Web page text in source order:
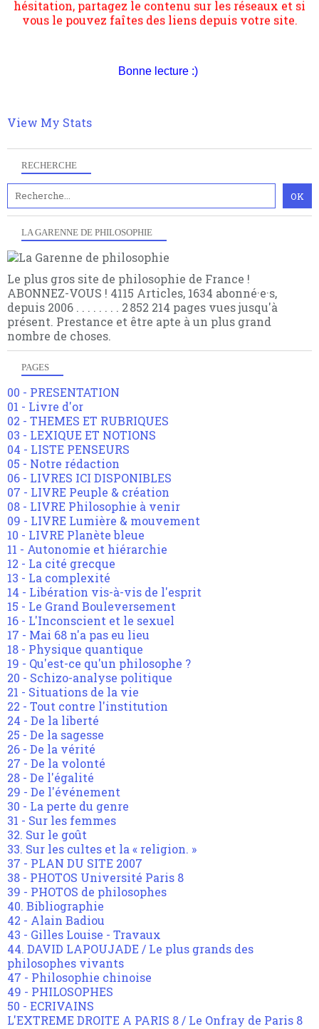
RECHERCHE
LA GARENNE DE PHILOSOPHIE
Le plus gros site de philosophie de France !
ABONNEZ-VOUS ! 4115 Articles, 1634 abonné·e·s,
depuis 2006 . . . . . . . . 2 852 214 pages vues jusqu'à
présent. Prestance et être apte à un plus grand
nombre de choses.
PAGES
00 - PRESENTATION
01 - Livre d'or
02 - THEMES ET RUBRIQUES
03 - LEXIQUE ET NOTIONS
04 - LISTE PENSEURS
05 - Notre rédaction
06 - LIVRES ICI DISPONIBLES
07 - LIVRE Peuple & création
08 - LIVRE Philosophie à venir
09 - LIVRE Lumière & mouvement
10 - LIVRE Planète bleue
11 - Autonomie et hiérarchie
12 - La cité grecque
13 - La complexité
14 - Libération vis-à-vis de l'esprit
15 - Le Grand Bouleversement
16 - L'Inconscient et le sexuel
17 - Mai 68 n'a pas eu lieu
18 - Physique quantique
19 - Qu'est-ce qu'un philosophe ?
20 - Schizo-analyse politique
21 - Situations de la vie
22 - Tout contre l'institution
24 - De la liberté
25 - De la sagesse
26 - De la vérité
27 - De la volonté
28 - De l'égalité
29 - De l'événement
30 - La perte du genre
31 - Sur les femmes
32. Sur le goût
33. Sur les cultes et la « religion. »
37 - PLAN DU SITE 2007
38 - PHOTOS Université Paris 8
39 - PHOTOS de philosophes
40. Bibliographie
42 - Alain Badiou
43 - Gilles Louise - Travaux
44. DAVID LAPOUJADE / Le plus grands des
philosophes vivants
47 - Philosophie chinoise
49 - PHILOSOPHES
50 - ECRIVAINS
L'EXTREME DROITE A PARIS 8 / Le Onfray de Paris 8
transformation dans les paradigmes philosophiques
suivant la pensée du Dehors ou du Surpli, omme la
quantique, résolvant la plupart des impasses
philosophique du WWe siècle. Cette pensée hors
articles pour être apte à un plus grand nombre de
Bonne lecture :)
View My Stats